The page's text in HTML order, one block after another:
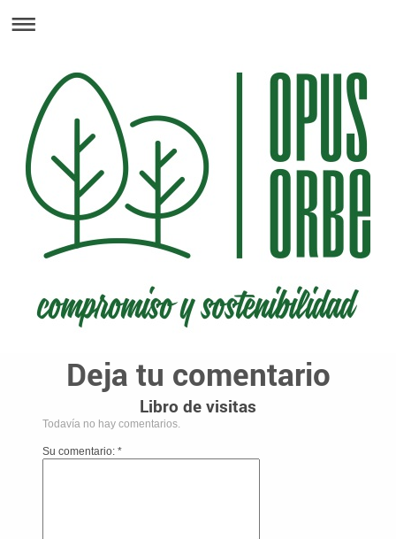
Deja tu comentario
Libro de visitas
Todavía no hay comentarios.
Su comentario: *